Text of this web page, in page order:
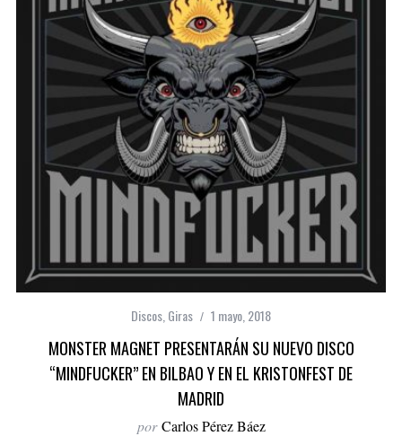
Discos Giras 1 mayo, 2018
MONSTER MAGNET PRESENTARÁN SU NUEVO DISCO
“MINDFUCKER” EN BILBAO Y EN EL KRISTONFEST DE
MADRID
por Carlos Pérez Báez